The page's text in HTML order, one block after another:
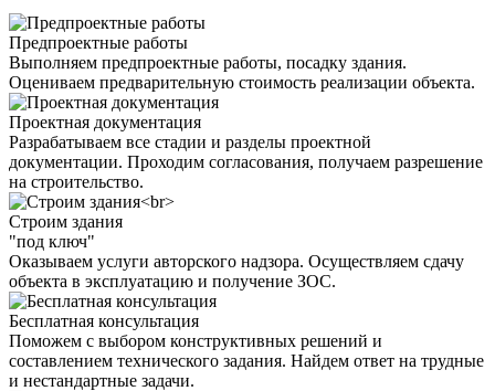
Предпроектные работы
Выполняем предпроектные работы, посадку здания.
Оцениваем предварительную стоимость реализации объекта.
Проектная документация
Разрабатываем все стадии и разделы проектной
документации. Проходим согласования, получаем разрешение
на строительство.
Строим здания
"под ключ"
Оказываем услуги авторского надзора. Осуществляем сдачу
объекта в эксплуатацию и получение ЗОС.
Бесплатная консультация
Поможем с выбором конструктивных решений и
составлением технического задания. Найдем ответ на трудные
и нестандартные задачи.